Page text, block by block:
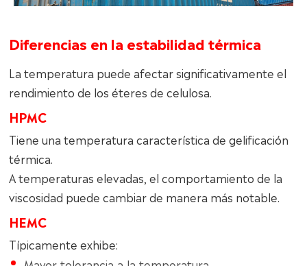
Diferencias en la estabilidad térmica
La temperatura puede afectar significativamente el
rendimiento de los éteres de celulosa.
HPMC
Tiene una temperatura característica de gelificación
térmica.
A temperaturas elevadas, el comportamiento de la
viscosidad puede cambiar de manera más notable.
HEMC
Típicamente exhibe: